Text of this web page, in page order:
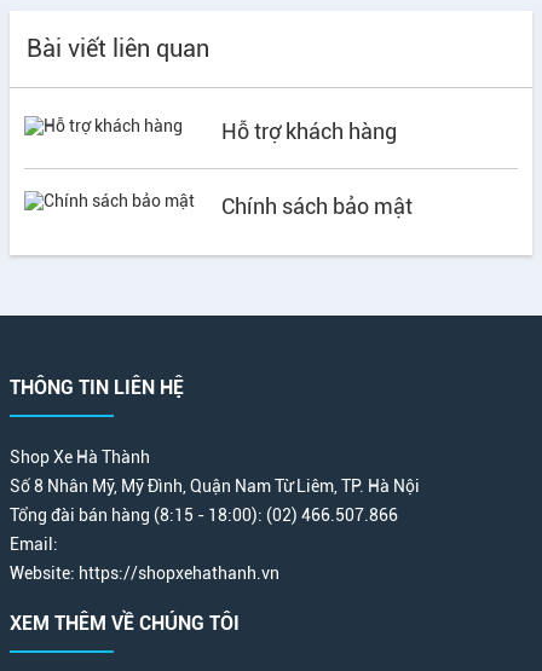
Bài viết liên quan
Hỗ trợ khách hàng
Chính sách bảo mật
THÔNG TIN LIÊN HỆ
Shop Xe Hà Thành
Số 8 Nhân Mỹ, Mỹ Đình, Quận Nam Từ Liêm, TP. Hà Nội
Tổng đài bán hàng (8:15 - 18:00): (02) 466.507.866
Email:
Website: https://shopxehathanh.vn
XEM THÊM VỀ CHÚNG TÔI